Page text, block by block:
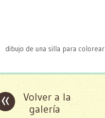
dibujo de una silla para colorear
«
Volver a la
galería